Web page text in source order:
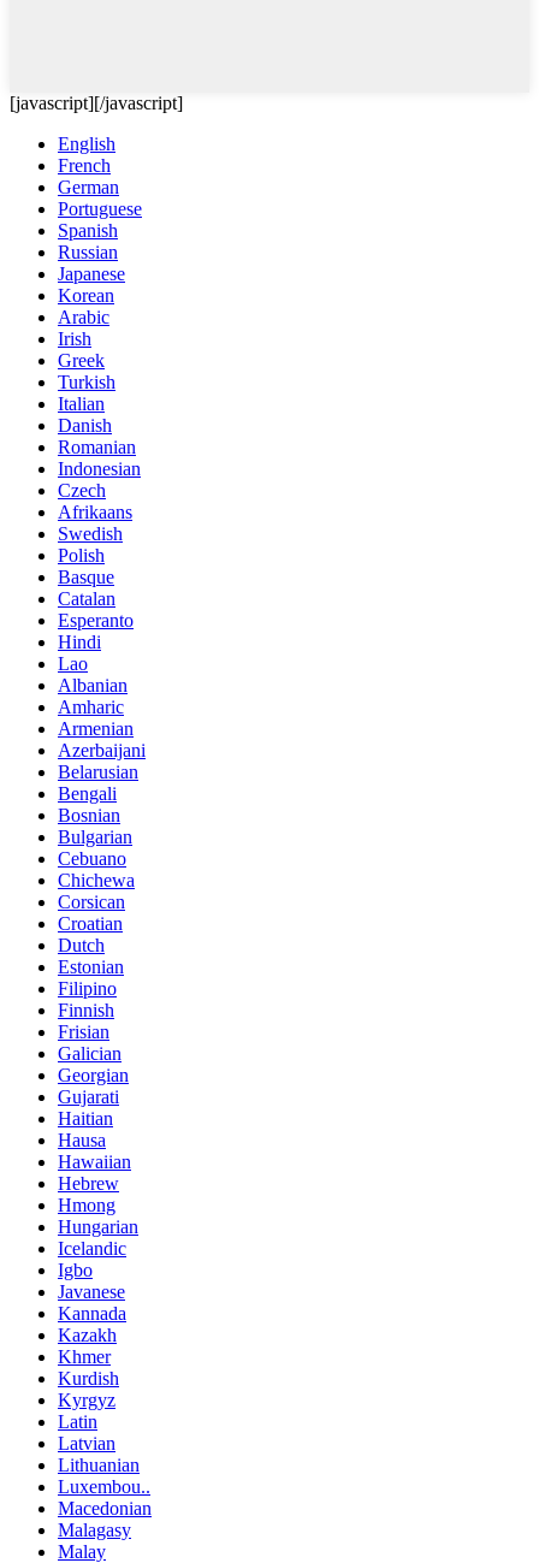
[javascript][/javascript]
English
French
German
Portuguese
Spanish
Russian
Japanese
Korean
Arabic
Irish
Greek
Turkish
Italian
Danish
Romanian
Indonesian
Czech
Afrikaans
Swedish
Polish
Basque
Catalan
Esperanto
Hindi
Lao
Albanian
Amharic
Armenian
Azerbaijani
Belarusian
Bengali
Bosnian
Bulgarian
Cebuano
Chichewa
Corsican
Croatian
Dutch
Estonian
Filipino
Finnish
Frisian
Galician
Georgian
Gujarati
Haitian
Hausa
Hawaiian
Hebrew
Hmong
Hungarian
Icelandic
Igbo
Javanese
Kannada
Kazakh
Khmer
Kurdish
Kyrgyz
Latin
Latvian
Lithuanian
Luxembou..
Macedonian
Malagasy
Malay